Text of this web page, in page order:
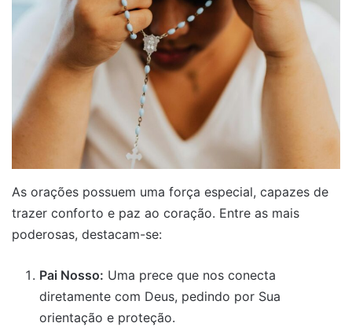
As orações possuem uma força especial, capazes de
trazer conforto e paz ao coração. Entre as mais
poderosas, destacam-se:
Pai Nosso: Uma prece que nos conecta
diretamente com Deus, pedindo por Sua
orientação e proteção.